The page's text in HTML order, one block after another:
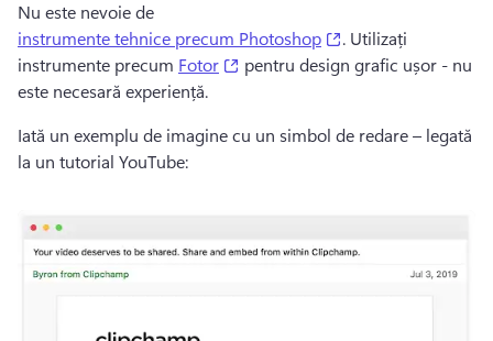
Nu este nevoie de
instrumente tehnice precum Photoshop
(opens in a new
. Utilizați
instrumente precum Fotor (opens in a new tab)
pentru design grafic ușor - nu
este necesară experiență.
Iată un exemplu de imagine cu un simbol de redare – legată
la un tutorial YouTube: